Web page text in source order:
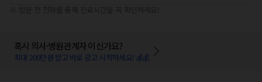
혹시 의사·병원관계자 이신가요?
최대 200만원 받고 바로 광고 시작하세요! 💰💰